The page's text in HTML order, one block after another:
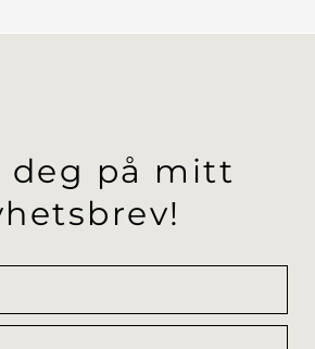
deg på mitt